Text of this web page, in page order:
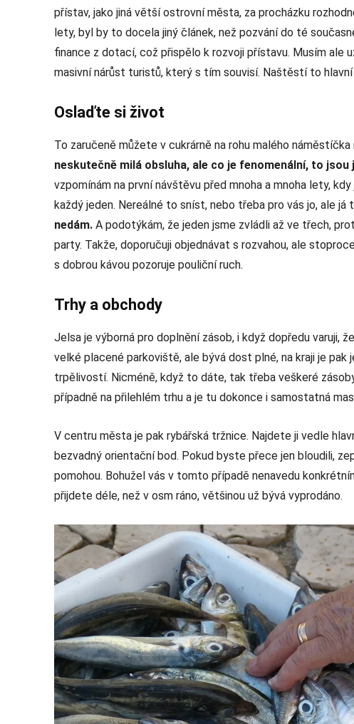
přístav, jako jiná větší ostrovní města, za procházku
lety, byl by to docela jiný článek, než pozvání do té
finance z dotací, což přispělo k rozvoji přístavu. Musím ale
masivní nárůst turistů, který s tím souvisí. Naštěstí to
Oslaďte si život
To zaručeně můžete v cukrárně na rohu malého
neskutečně milá obsluha, ale co je fenomenální, to
vzpomínám na první návštěvu před mnoha a mnoha lety,
každý jeden. Nereálné to sníst, nebo třeba pro vás jo, ale já
nedám. A podotýkám, že jeden jsme zvládli až ve třech,
party. Takže, doporučuji objednávat s rozvahou, ale
s dobrou kávou pozoruje pouliční ruch.
Trhy a obchody
Jelsa je výborná pro doplnění zásob, i když dopředu varuji,
velké placené parkoviště, ale bývá dost plné, na kraji je
trpělivostí. Nicméně, když to dáte, tak třeba veškeré
případně na přilehlém trhu a je tu dokonce i samostatná
V centru města je pak rybářská tržnice. Najdete ji vedle
bezvadný orientační bod. Pokud byste přece jen bloudili,
pomohou. Bohužel vás v tomto případě nenavedu
přijdete déle, než v osm ráno, většinou už bývá vyprodáno.